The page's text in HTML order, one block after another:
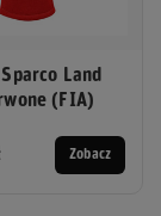
Land
(FIA)
Zobacz